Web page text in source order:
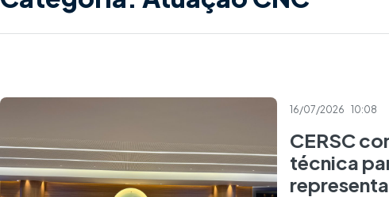
16/07/2026 10:08
CERSC
técnica